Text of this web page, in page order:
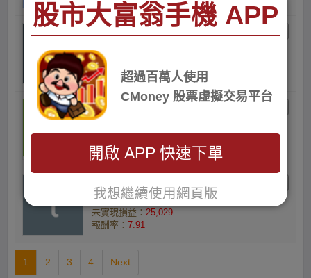
Andy的小資族
庫存數量(張) ：1
未實現損益：
報酬率：10.53
FAYT85ON1k的小資族
未實現損益：8,843
報酬率：8.42
台中小虎的小資族
庫存數量(張) ：3
未實現損益： 25,029
報酬率： 7.91
1 2 3 4 Next
股市大富翁手機 APP
超過百萬人使用
CMoney 股票虛擬交易平台
開啟 APP 快速下單
我想繼續使用網頁版